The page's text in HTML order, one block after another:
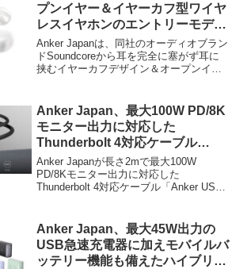
プンイヤー＆イヤーカフ型ワイヤ
レスイヤホンのエントリーモデル
となる「Anker Soundcore
C30i」を発売。
Anker Japanは、同社のオーディオブラン
ドSoundcoreから耳を完全に塞がず耳に
挟むイヤーカフデザイン＆オープンイヤ
売しています。
Anker Japan、最大100W PD/8K
モニター出力に対応した
Thunderbolt 4対応ケーブル
「Anker USB-C ＆ USB-C ケー
ブル Thunderbolt 4 (100W,
40Gbps)」の長さ2.0mモデルを
Anker Japanが長さ2mで最大100W
PD/8Kモニター出力に対応した
Thunderbolt 4対応ケーブル「Anker USB-
Anker Japan、最大45W出力の
USB急速充電器に加えモバイルバ
ッテリー機能も備えたハイブリッ